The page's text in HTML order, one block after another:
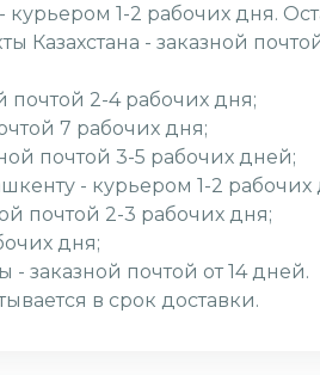
курьером 1-2 рабочих дня.
Казахстана - заказной
почтой 2-4 рабочих дня;
7 рабочих дня;
почтой 3-5 рабочих дней;
- курьером 1-2 рабочих
почтой 2-3 рабочих дня;
дня;
- заказной почтой от 14 дней.
в срок доставки.